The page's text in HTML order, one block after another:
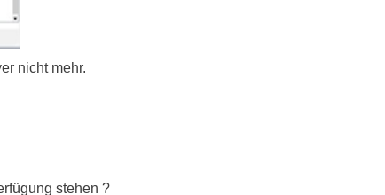
nicht mehr.
stehen ?